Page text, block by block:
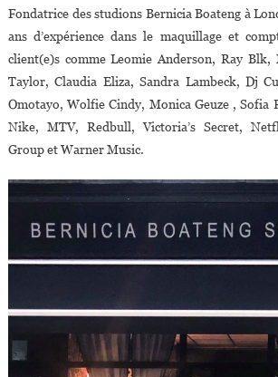
Fondatrice des studions Bernicia Boateng à
ans d’expérience dans le maquillage et
client(e)s comme Leomie Anderson, Ray Blk,
Taylor, Claudia Eliza, Sandra Lambeck, Dj
Omotayo, Wolfie Cindy, Monica Geuze , Sofia
Nike, MTV, Redbull, Victoria’s Secret,
Group et Warner Music.